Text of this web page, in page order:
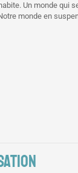
Un monde qui
monde en